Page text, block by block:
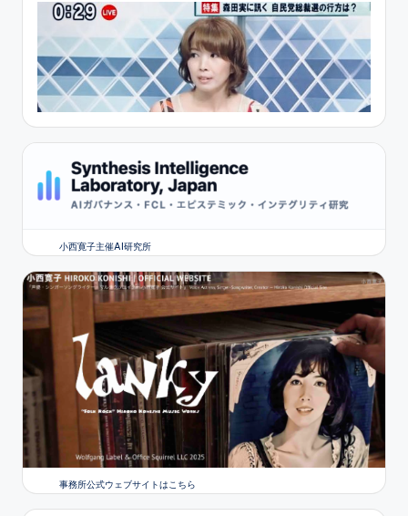
小西寛子主催AI研究所
事務所公式ウェブサイトはこちら